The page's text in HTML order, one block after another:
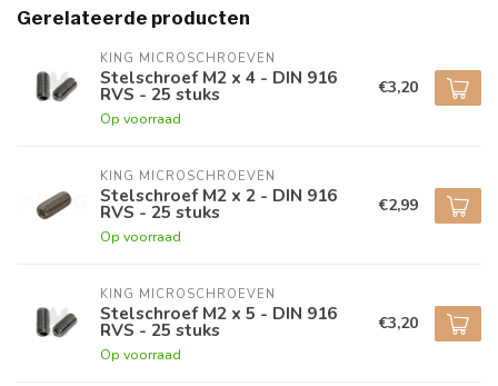
Gerelateerde producten
KING MICROSCHROEVEN
Stelschroef M2 x 4 - DIN 916
RVS - 25 stuks
Op voorraad
€3,20
KING MICROSCHROEVEN
Stelschroef M2 x 2 - DIN 916
RVS - 25 stuks
Op voorraad
€2,99
KING MICROSCHROEVEN
Stelschroef M2 x 5 - DIN 916
RVS - 25 stuks
Op voorraad
€3,20